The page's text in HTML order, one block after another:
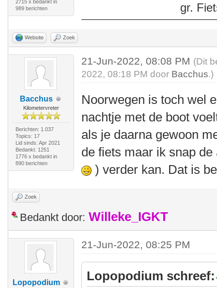
2715 x bedankt in
989 berichten
gr.
Website Zoek
Bacchus
Kilometervreter
Berichten: 1.037
Topics: 17
Lid sinds: Apr 2021
Bedankt: 1251
1776 x bedankt in
890 berichten
21-Jun-2022, 08:08 PM (Dit
2022, 08:18 PM door Bacchus.)
Noorwegen is toch wel
nachtje met de boot
als je daarna gewoon
de fiets maar ik snap
) verder kan. Dat is
Zoek
Bedankt door: Willeke_IGKT
Lopopodium
21-Jun-2022, 08:25 PM
Lopopodium schreef: